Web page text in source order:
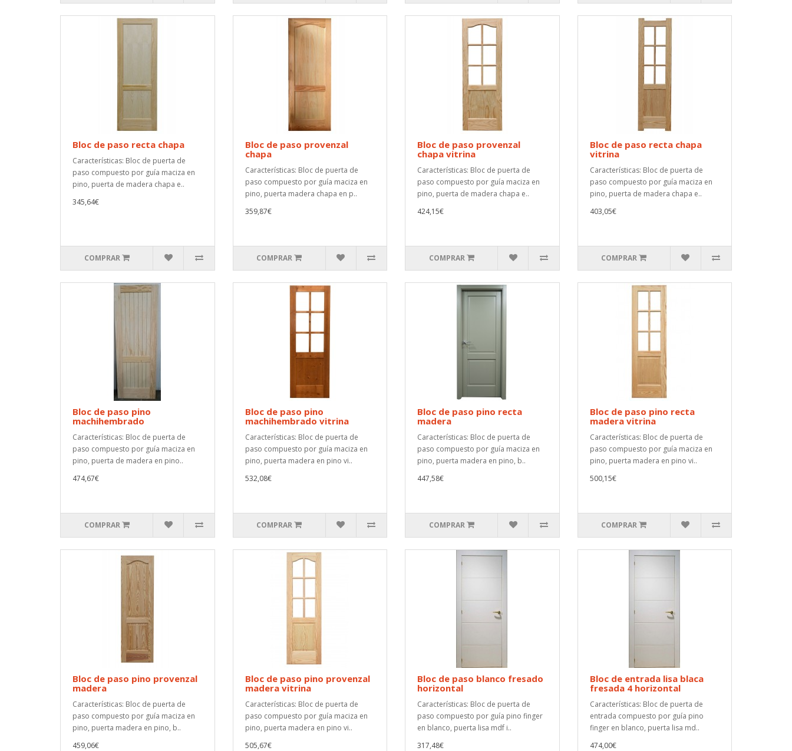
Bloc de paso recta chapa
Características: Bloc de puerta de
paso compuesto por guía maciza en
pino, puerta de madera chapa e..
345,64€
COMPRAR
Bloc de paso provenzal
chapa
Características: Bloc de puerta de
paso compuesto por guía maciza en
pino, puerta madera chapa en p..
359,87€
COMPRAR
Bloc de paso provenzal
chapa vitrina
Características: Bloc de puerta de
paso compuesto por guía maciza en
pino, puerta de madera chapa e..
424,15€
COMPRAR
Bloc de paso recta chapa
vitrina
Características: Bloc de puerta de
paso compuesto por guía maciza en
pino, puerta de madera chapa e..
403,05€
COMPRAR
Bloc de paso pino
machihembrado
Características: Bloc de puerta de
paso compuesto por guía maciza en
pino, puerta de madera en pino..
474,67€
COMPRAR
Bloc de paso pino
machihembrado vitrina
Características: Bloc de puerta de
paso compuesto por guía maciza en
pino, puerta madera en pino vi..
532,08€
COMPRAR
Bloc de paso pino recta
madera
Características: Bloc de puerta de
paso compuesto por guía maciza en
pino, puerta madera en pino, b..
447,58€
COMPRAR
Bloc de paso pino recta
madera vitrina
Características: Bloc de puerta de
paso compuesto por guía maciza en
pino, puerta madera en pino vi..
500,15€
COMPRAR
Bloc de paso pino provenzal
madera
Características: Bloc de puerta de
paso compuesto por guía maciza en
pino, puerta madera en pino, b..
459,06€
Bloc de paso pino provenzal
madera vitrina
Características: Bloc de puerta de
paso compuesto por guía maciza en
pino, puerta madera en pino vi..
505,67€
Bloc de paso blanco fresado
horizontal
Características: Bloc de puerta de
paso compuesto por guía pino finger
en blanco, puerta lisa mdf i..
317,48€
Bloc de entrada lisa blaca
fresada 4 horizontal
Características: Bloc de puerta de
entrada compuesto por guía pino
finger en blanco, puerta lisa md..
474,00€